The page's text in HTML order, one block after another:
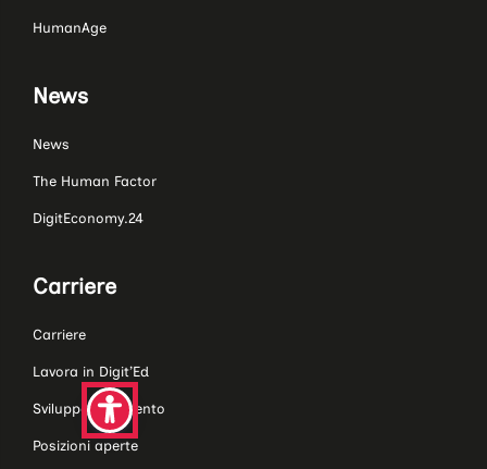
HumanAge
News
News
The Human Factor
DigitEconomy.24
Carriere
Carriere
Lavora in Digit’Ed
Sviluppo del talento
Posizioni aperte